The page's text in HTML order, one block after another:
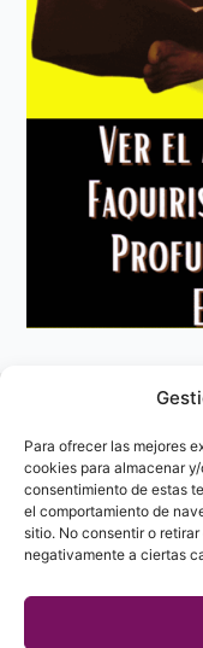
Para ofrecer las mejores
cookies para almacenar
consentimiento de estas
el comportamiento de
sitio. No consentir o
negativamente a ciertas